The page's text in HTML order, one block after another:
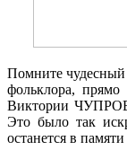
Помните
фольклора, прямо
Виктории
Это было так
останется в